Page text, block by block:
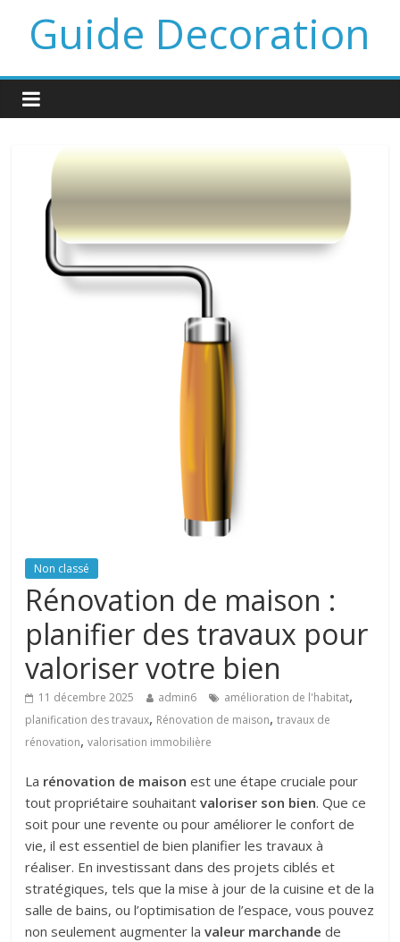
Guide Decoration
Non classé
Rénovation de maison :
planifier des travaux pour
valoriser votre bien
11 décembre 2025 admin6 amélioration de l'habitat,
planification des travaux, Rénovation de maison,travaux de
rénovation,valorisation immobilière
La rénovation de maison est une étape cruciale pour
tout propriétaire souhaitantvaloriser son bien. Que ce
soit pour une revente ou pour améliorer le confort de
vie, il est essentiel de bien planifier les travaux à
réaliser. En investissant dans des projets ciblés et
stratégiques, tels que la mise à jour de la cuisine et de la
salle de bains, ou l’optimisation de l’espace, vous pouvez
non seulement augmenter lavaleur marchande de